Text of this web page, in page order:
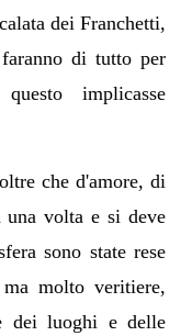
dei Franchetti,
di tutto per
implicasse
che d'amore, di
una volta e si deve
sono state rese
molto veritiere,
dei luoghi e delle